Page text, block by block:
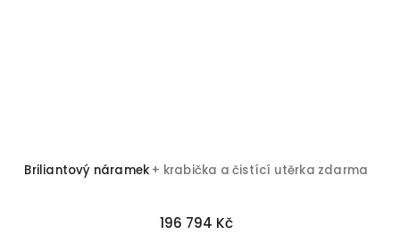
Briliantový náramek + krabička a čistící utěrka zdarma
196 794 Kč